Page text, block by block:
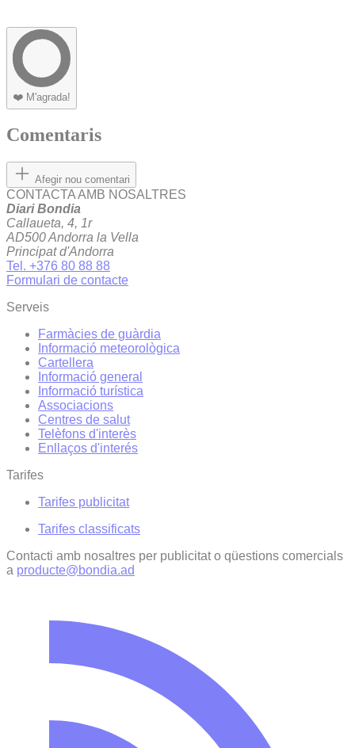
❤️ M'agrada!
Comentaris
Afegir nou comentari
CONTACTA AMB NOSALTRES
Diari Bondia
Callaueta, 4, 1r
AD500 Andorra la Vella
Principat d'Andorra
Tel. +376 80 88 88
Formulari de contacte
Serveis
Farmàcies de guàrdia
Informació meteorològica
Cartellera
Informació general
Informació turística
Associacions
Centres de salut
Telèfons d'interès
Enllaços d'interés
Tarifes
Tarifes publicitat
Tarifes classificats
Contacti amb nosaltres per publicitat o qüestions comercials
a producte@bondia.ad